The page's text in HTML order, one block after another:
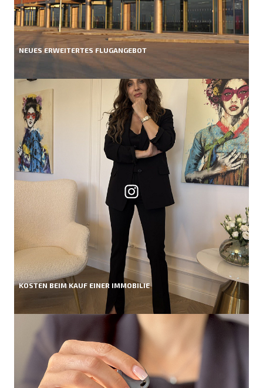
NEUES ERWEITERTES FLUGANGEBOT
KOSTEN BEIM KAUF EINER IMMOBILIE